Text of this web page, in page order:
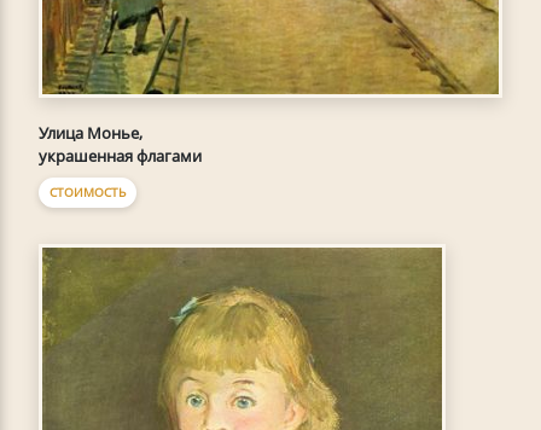
Улица Монье,
украшенная флагами
СТОИМОСТЬ